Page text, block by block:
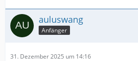
auluswang
Anfänger
31. Dezember 2025 um 14:16